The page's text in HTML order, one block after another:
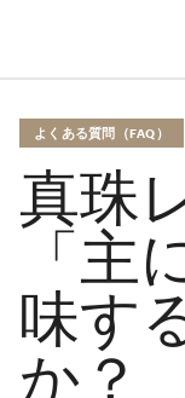
よくある質問（FAQ）
真珠
「主
味す
か？